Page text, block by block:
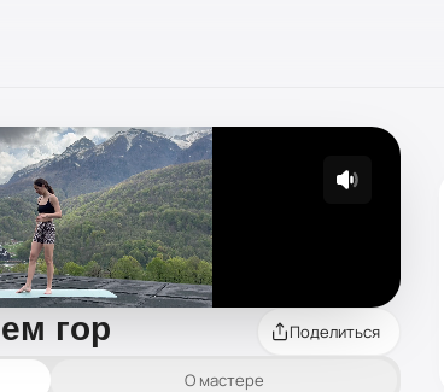
гор Поделиться
О мастере